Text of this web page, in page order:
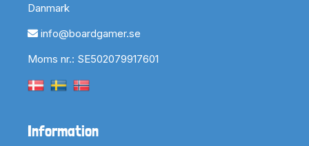
Danmark
info@boardgamer.se
Moms nr.: SE502079917601
Information